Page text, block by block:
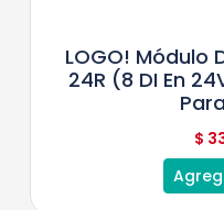
LOGO! Módulo
24R (8 DI En
$